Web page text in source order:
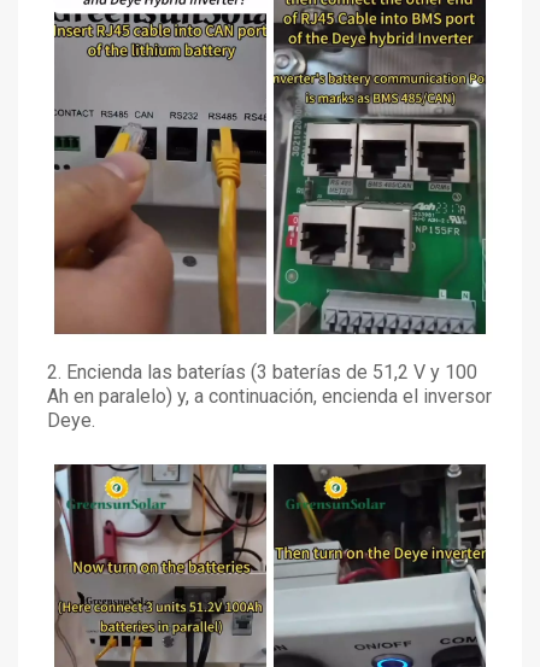
2. Encienda las baterías (3 baterías de 51,2 V y 100
Ah en paralelo) y, a continuación, encienda el inversor
Deye.